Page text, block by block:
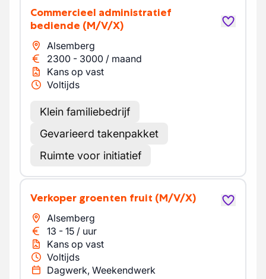
Commercieel administratief
bediende (M/V/X)
Alsemberg
2300 - 3000 / maand
Kans op vast
Voltijds
Klein familiebedrijf
Gevarieerd takenpakket
Ruimte voor initiatief
Verkoper groenten fruit (M/V/X)
Alsemberg
13 - 15 / uur
Kans op vast
Voltijds
Dagwerk, Weekendwerk